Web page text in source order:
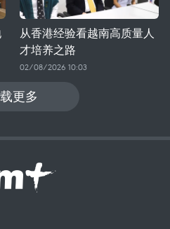
从香港经验看越南高质量人
才培养之路
02/08/2026 10:03
更多